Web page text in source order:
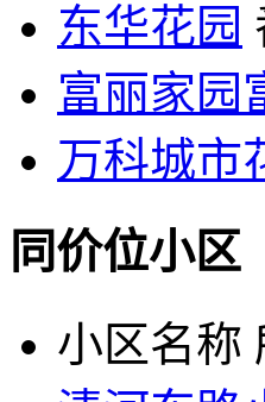
东华花园
富丽家园
万科城市
同价位小区
小区名称